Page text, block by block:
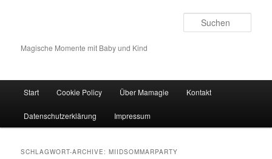
Magische Momente mit Baby und Kind
Zum Inhalt wechseln
Zum sekundären Inhalt wechseln
Start Cookie Policy Über Mamagie Kontakt
Datenschutzerklärung Impressum
SCHLAGWORT-ARCHIVE:MIIDSOMMARPARTY